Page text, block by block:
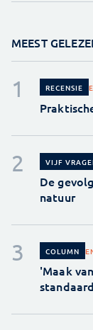
MEEST
RECENSIE
VIJF
De
natuur
COLUMN
'Maak